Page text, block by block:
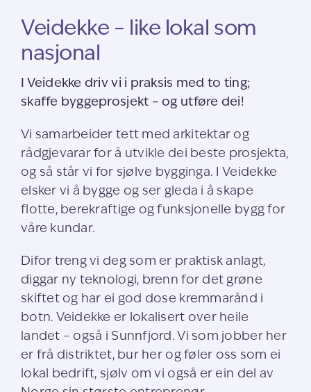
Veidekke – like lokal som
nasjonal
I Veidekke driv vi i praksis med to ting;
skaffe byggeprosjekt – og utføre dei!
Vi samarbeider tett med arkitektar og
rådgjevarar for å utvikle dei beste prosjekta,
og så står vi for sjølve bygginga. I Veidekke
elsker vi å bygge og ser gleda i å skape
flotte, berekraftige og funksjonelle bygg for
våre kundar.
Difor treng vi deg som er praktisk anlagt,
diggar ny teknologi, brenn for det grøne
skiftet og har ei god dose kremmarånd i
botn. Veidekke er lokalisert over heile
landet – også i Sunnfjord. Vi som jobber her
er frå distriktet, bur her og føler oss som ei
lokal bedrift, sjølv om vi også er ein del av